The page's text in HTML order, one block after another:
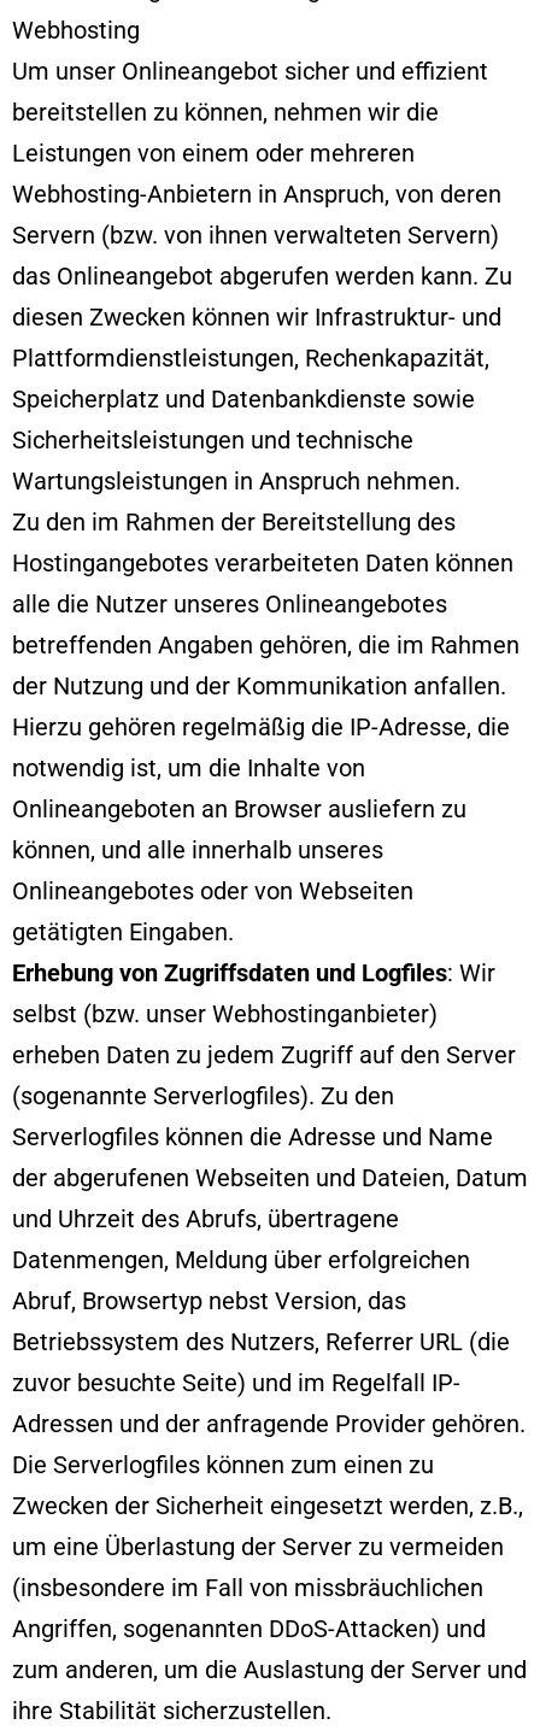
Webhosting
Um unser Onlineangebot sicher und effizient
bereitstellen zu können, nehmen wir die
Leistungen von einem oder mehreren
Webhosting-Anbietern in Anspruch, von deren
Servern (bzw. von ihnen verwalteten Servern)
das Onlineangebot abgerufen werden kann. Zu
diesen Zwecken können wir Infrastruktur- und
Plattformdienstleistungen, Rechenkapazität,
Speicherplatz und Datenbankdienste sowie
Sicherheitsleistungen und technische
Wartungsleistungen in Anspruch nehmen.
Zu den im Rahmen der Bereitstellung des
Hostingangebotes verarbeiteten Daten können
alle die Nutzer unseres Onlineangebotes
betreffenden Angaben gehören, die im Rahmen
der Nutzung und der Kommunikation anfallen.
Hierzu gehören regelmäßig die IP-Adresse, die
notwendig ist, um die Inhalte von
Onlineangeboten an Browser ausliefern zu
können, und alle innerhalb unseres
Onlineangebotes oder von Webseiten
getätigten Eingaben.
Erhebung von Zugriffsdaten und Logfiles: Wir
selbst (bzw. unser Webhostinganbieter)
erheben Daten zu jedem Zugriff auf den Server
(sogenannte Serverlogfiles). Zu den
Serverlogfiles können die Adresse und Name
der abgerufenen Webseiten und Dateien, Datum
und Uhrzeit des Abrufs, übertragene
Datenmengen, Meldung über erfolgreichen
Abruf, Browsertyp nebst Version, das
Betriebssystem des Nutzers, Referrer URL (die
zuvor besuchte Seite) und im Regelfall IP-
Adressen und der anfragende Provider gehören.
Die Serverlogfiles können zum einen zu
Zwecken der Sicherheit eingesetzt werden, z.B.,
um eine Überlastung der Server zu vermeiden
(insbesondere im Fall von missbräuchlichen
Angriffen, sogenannten DDoS-Attacken) und
zum anderen, um die Auslastung der Server und
ihre Stabilität sicherzustellen.